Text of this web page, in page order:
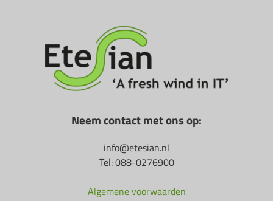
Neem contact met ons op:
info@etesian.nl
Tel: 088-0276900
Algemene voorwaarden